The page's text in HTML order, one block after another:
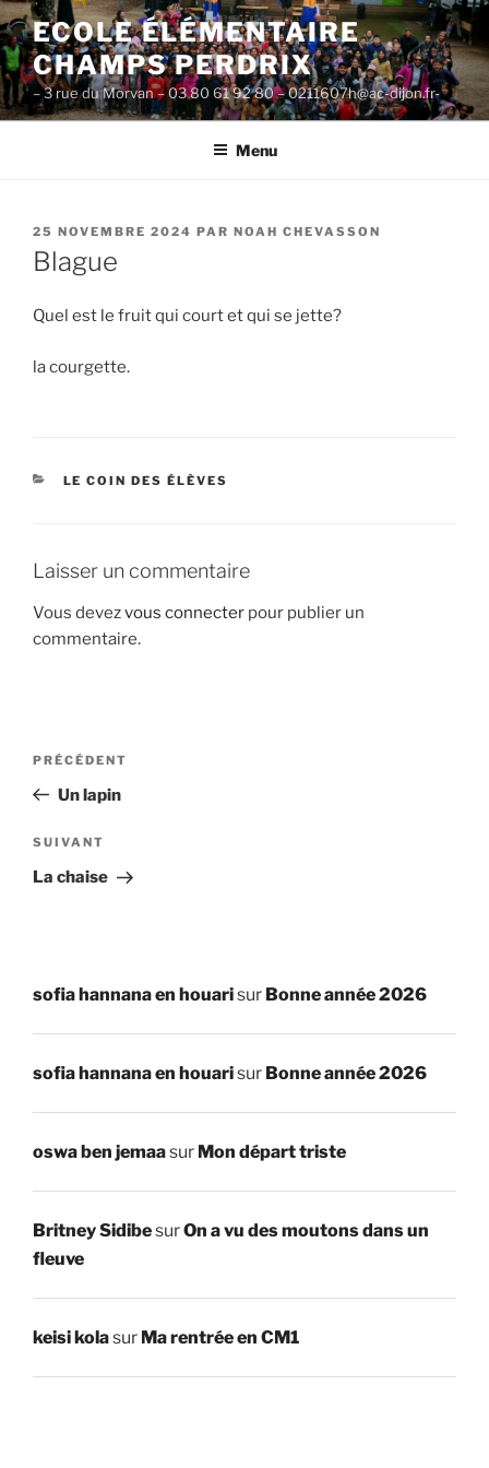
Aller
au
contenu
principal
ECOLE ÉLÉMENTAIRE
CHAMPS PERDRIX
– 3 rue du Morvan – 03 80 61 92 80 – 0211607h@ac-dijon.fr-
Menu
PUBLIÉ
LE
25 NOVEMBRE 2024 PAR NOAH CHEVASSON
Blague
Quel est le fruit qui court et qui se jette?
la courgette.
CATÉGORIES
LE COIN DES ÉLÈVES
Laisser un commentaire
Vous devezvous connecter pour publier un
commentaire.
Navigation
l’article
Article
précédent
PRÉCÉDENT
Un lapin
Article
suivant
SUIVANT
La chaise
sofia hannana en houarisur Bonne année 2026
sofia hannana en houarisur Bonne année 2026
oswa ben jemaasur Mon départ triste
Britney SidibesurOn a vu des moutons dans un
fleuve
keisi kolasur Ma rentrée en CM1